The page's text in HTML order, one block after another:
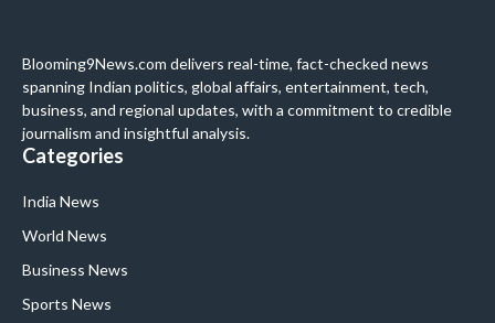
Blooming9News.com delivers real-time, fact-checked news
spanning Indian politics, global affairs, entertainment, tech,
business, and regional updates, with a commitment to credible
journalism and insightful analysis.
Categories
India News
World News
Business News
Sports News